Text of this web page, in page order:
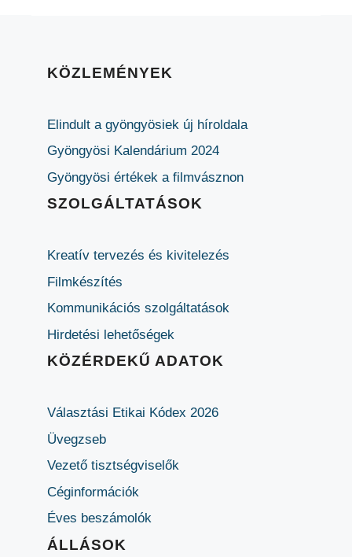
KÖZLEMÉNYEK
Elindult a gyöngyösiek új híroldala
Gyöngyösi Kalendárium 2024
Gyöngyösi értékek a filmvásznon
SZOLGÁLTATÁSOK
Kreatív tervezés és kivitelezés
Filmkészítés
Kommunikációs szolgáltatások
Hirdetési lehetőségek
KÖZÉRDEKŰ ADATOK
Választási Etikai Kódex 2026
Üvegzseb
Vezető tisztségviselők
Céginformációk
Éves beszámolók
ÁLLÁSOK